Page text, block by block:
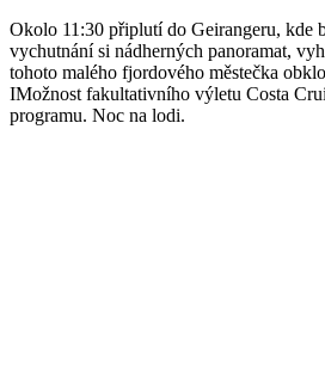
Okolo 11:30 připlutí do Geirangeru, kde
vychutnání si nádherných panoramat,
tohoto malého fjordového městečka
IMožnost fakultativního výletu Costa
programu. Noc na lodi.